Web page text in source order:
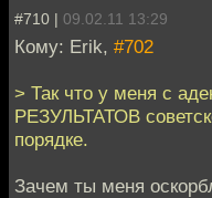
#710 | 09.02.11 13:29
Кому: Erik, #702
> Так что у меня с
РЕЗУЛЬТАТОВ
порядке.
Зачем ты меня